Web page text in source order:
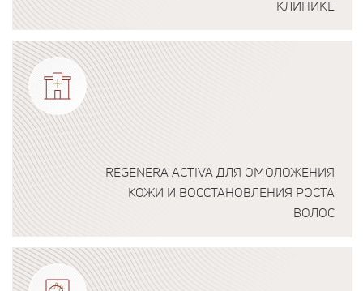
КЛИНИКЕ
Подробнее о программе
REGENERA ACTIVA ДЛЯ ОМОЛОЖЕНИЯ
КОЖИ И ВОССТАНОВЛЕНИЯ РОСТА
ВОЛОС
Подробнее о программе